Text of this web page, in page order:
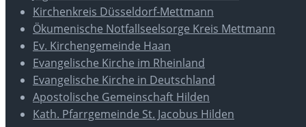
Kirchenkreis Düsseldorf-Mettmann
Ökumenische Notfallseelsorge Kreis Mettmann
Ev. Kirchengemeinde Haan
Evangelische Kirche im Rheinland
Evangelische Kirche in Deutschland
Apostolische Gemeinschaft Hilden
Kath. Pfarrgemeinde St. Jacobus Hilden